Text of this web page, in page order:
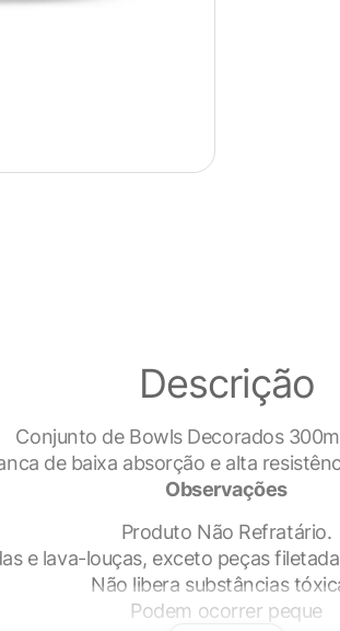
Descrição
Conjunto de Bowls Decorados
de baixa absorção e alta
Observações
Produto Não Refratário.
e lava-louças, exceto peças
Não libera substâncias
Podem ocorrer peque
experiência enquanto você navega
armazenados no seu navegador, pois